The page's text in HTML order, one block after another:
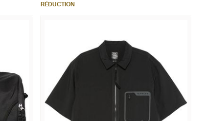
RÉDUCTION